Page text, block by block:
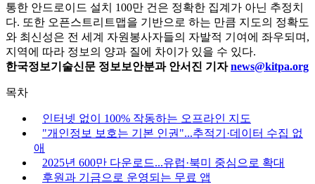
통한 안드로이드 설치 100만 건은 정확한 집계가 아닌 추정치
다. 또한 오픈스트리트맵을 기반으로 하는 만큼 지도의 정확도
와 최신성은 전 세계 자원봉사자들의 자발적 기여에 좌우되며,
지역에 따라 정보의 양과 질에 차이가 있을 수 있다.
한국정보기술신문 정보보안분과 안서진 기자news@kitpa.org
목차
인터넷 없이 100% 작동하는 오프라인 지도
"개인정보 보호는 기본 인권"...추적기·데이터 수집 없
애
2025년 600만 다운로드...유럽·북미 중심으로 확대
후원과 기금으로 운영되는 무료 앱